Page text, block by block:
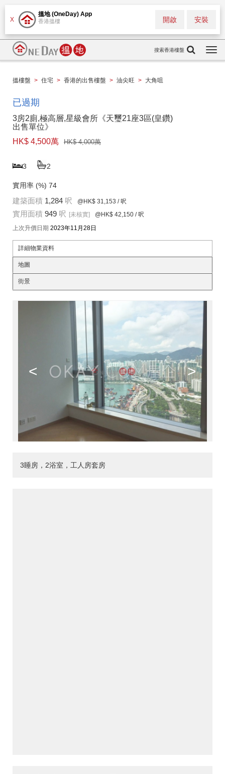
X
搵地 (OneDay) App
香港搵樓 安裝
開啟
搜索香港樓盤
搵樓盤 > 住宅 > 香港的出售樓盤 > 油尖旺 > 大角咀
已過期
3房2廁,極高層,星級會所《天璽21座3區(皇鑽)
出售單位》
HK$ 4,500萬
HK$ 4,000萬
3 2
實用率 (%) 74
建築面積 1,284 呎 @HK$ 31,153 / 呎
實用面積 949 呎 [未核實] @HK$ 42,150 / 呎
上次升價日期 2023年11月28日
詳細物業資料
地圖
街景
< >
3睡房，2浴室，工人房套房